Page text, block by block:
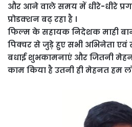
और आने वाले समय में धीरे-धीरे
प्रोडक्शन बढ़ रहा है ।
फिल्म के सहायक निदेशक माही
पिक्चर से जुड़े हुए सभी अभिनेता एवं
बधाई शुभकामनाएं और जितनी
काम किया है उतनी ही मेहनत हम